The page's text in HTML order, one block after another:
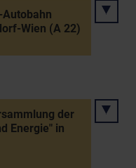
Wien (A 22)
der
Energie" in